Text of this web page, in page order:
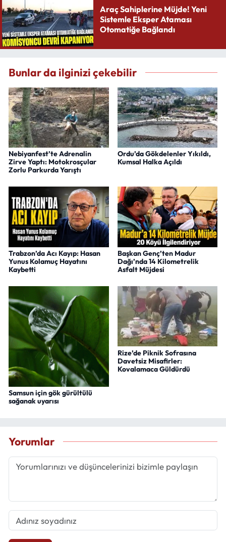
Araç Sahiplerine Müjde! Yeni
Sistemle Eksper Ataması
Otomatiğe Bağlandı
Bunlar da ilginizi çekebilir
Nebiyanfest’te Adrenalin
Zirve Yaptı: Motokrosçular
Zorlu Parkurda Yarıştı
Ordu’da Gökdelenler Yıkıldı,
Kumsal Halka Açıldı
Trabzon’da Acı Kayıp: Hasan
Yunus Kolamuç Hayatını
Kaybetti
Başkan Genç’ten Madur
Dağı’nda 14 Kilometrelik
Asfalt Müjdesi
Samsun için gök gürültülü
sağanak uyarısı
Rize’de Piknik Sofrasına
Davetsiz Misafirler:
Kovalamaca Güldürdü
Yorumlar